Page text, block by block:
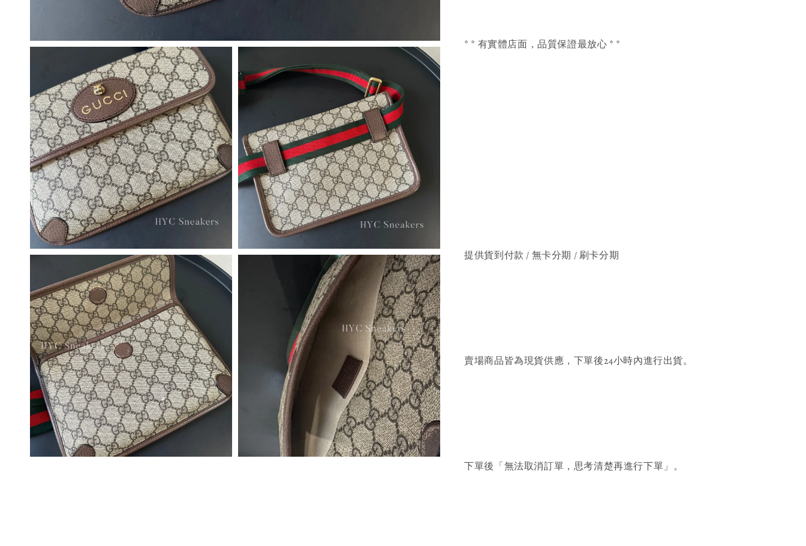
* * 有實體店面，品質保證最放心 * *
提供貨到付款 / 無卡分期 / 刷卡分期
賣場商品皆為現貨供應，下單後24小時內進行出貨。
下單後「無法取消訂單，思考清楚再進行下單」。